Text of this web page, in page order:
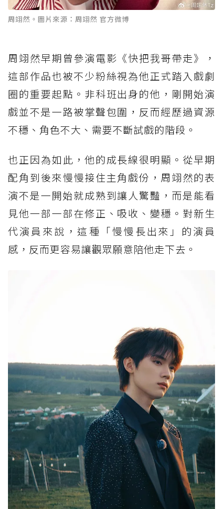
周翊然。圖片來源：周翊然 官方微博
周翊然早期曾參演電影《快把我哥帶走》，
這部作品也被不少粉絲視為他正式踏入戲劇
圈的重要起點。非科班出身的他，剛開始演
戲並不是一路被掌聲包圍，反而經歷過資源
不穩、角色不大、需要不斷試戲的階段。
也正因為如此，他的成長線很明顯。從早期
配角到後來慢慢接住主角戲份，周翊然的表
演不是一開始就成熟到讓人驚豔，而是能看
見他一部一部在修正、吸收、變穩。對新生
代演員來說，這種「慢慢長出來」的演員
感，反而更容易讓觀眾願意陪他走下去。